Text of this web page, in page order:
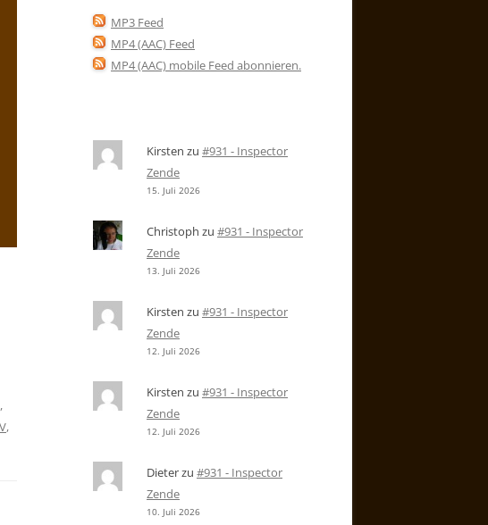
,
,
MP3 Feed
MP4 (AAC) Feed
MP4 (AAC) mobile Feed abonnieren.
Kirsten zu #931 - Inspector
Zende
15. Juli 2026
Christoph zu #931 - Inspector
Zende
13. Juli 2026
Kirsten zu #931 - Inspector
Zende
12. Juli 2026
Kirsten zu #931 - Inspector
Zende
12. Juli 2026
Dieterzu #931 - Inspector
Zende
10. Juli 2026